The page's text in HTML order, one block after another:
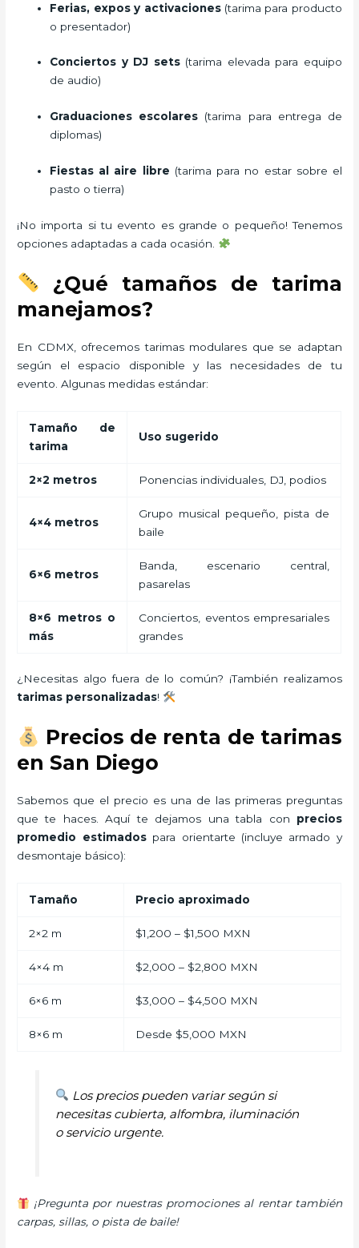
Ferias, expos y activaciones(tarima para producto
o presentador)
Conciertos y DJ sets(tarima elevada para equipo
de audio)
Graduaciones escolares (tarima para entrega de
diplomas)
Fiestas al aire libre (tarima para no estar sobre el
pasto o tierra)
¡No importa si tu evento es grande o pequeño! Tenemos
opciones adaptadas a cada ocasión.
¿Qué tamaños de tarima
manejamos?
En CDMX, ofrecemos tarimas modulares que se adaptan
según el espacio disponible y las necesidades de tu
evento. Algunas medidas estándar:
Tamaño de
tarima
Uso sugerido
2×2 metros Ponencias individuales, DJ, podios
4×4 metros
Grupo musical pequeño, pista de
baile
6×6 metros
Banda, escenario central,
pasarelas
8×6 metros o
más
Conciertos, eventos empresariales
grandes
¿Necesitas algo fuera de lo común? ¡También realizamos
tarimas personalizadas!
Precios de renta de tarimas
en San Diego
Sabemos que el precio es una de las primeras preguntas
que te haces. Aquí te dejamos una tabla con precios
promedio estimadospara orientarte (incluye armado y
desmontaje básico):
Tamaño Precio aproximado
2×2 m $1,200 – $1,500 MXN
4×4 m $2,000 – $2,800 MXN
6×6 m $3,000 – $4,500 MXN
8×6 m Desde $5,000 MXN
Los precios pueden variar según si
necesitas cubierta, alfombra, iluminación
o servicio urgente.
¡Pregunta por nuestras promociones al rentar también
carpas, sillas, o pista de baile!